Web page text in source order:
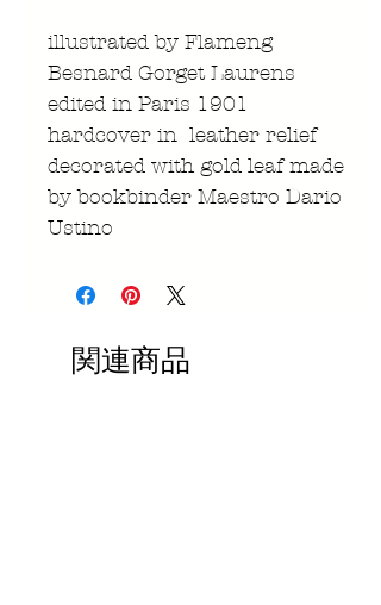
illustrated by Flameng
Besnard Gorget Laurens
edited in Paris 1901
hardcover in leather relief
decorated with gold leaf made
by bookbinder Maestro Dario
Ustino
関連商品